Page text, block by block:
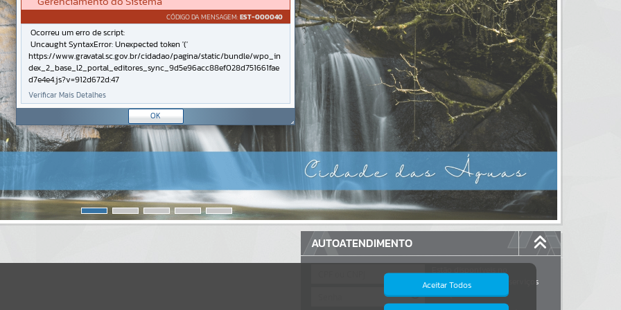
AUTOATENDIMENTO
Estão disponíveis no
autoatendimento
serviços
dos quais...
Aceitar Todos
CÓDIGO DA MENSAGEM:EST-000040
Ocorreu um erro de script:
Uncaught SyntaxError: Unexpected token '('
https://www.gravatal.sc.gov.br/cidadao/pagina/static/bundle/wpo_in
dex_2_base_l2_portal_editores_sync_9d5e96acc88ef028d751661fae
d7e4e4.js?v=912d672d:47
Verificar Mais Detalhes
OK